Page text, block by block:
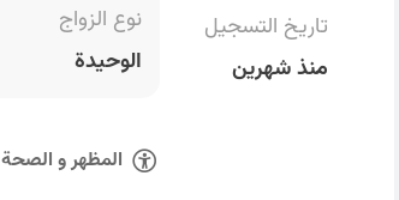
تاريخ التسجيل
منذ شهرين
نوع الزواج
الوحيدة
المظهر و الصحة